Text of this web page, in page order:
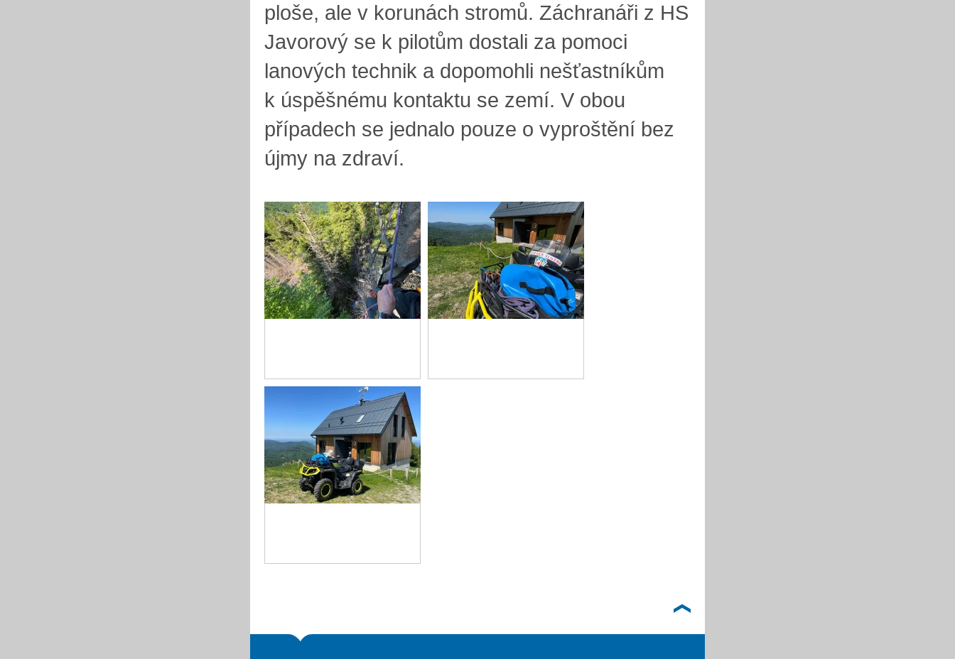
ploše, ale v korunách stromů. Záchranáři z HS
Javorový se k pilotům dostali za pomoci
lanových technik a dopomohli nešťastníkům
k úspěšnému kontaktu se zemí. V obou
případech se jednalo pouze o vyproštění bez
újmy na zdraví.